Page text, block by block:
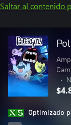
Saltar al contenido
•
Optimizado